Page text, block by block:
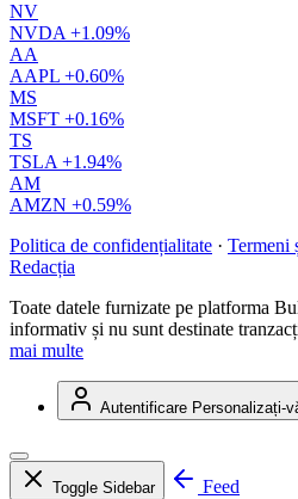
NV
NVDA +1.09%
AA
AAPL +0.60%
MS
MSFT +0.16%
TS
TSLA +1.94%
AM
AMZN +0.59%
Politica de confidențialitate · Termeni
Redacția
Toate datele furnizate pe platforma
informativ și nu sunt destinate
mai multe
Autentificare Personalizați-
Toggle Sidebar
Feed